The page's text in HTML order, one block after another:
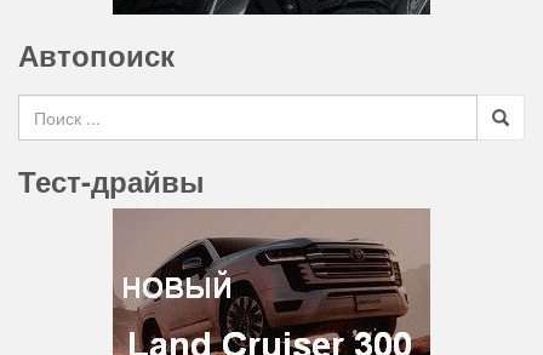
Автопоиск
Search for
Тест-драйвы